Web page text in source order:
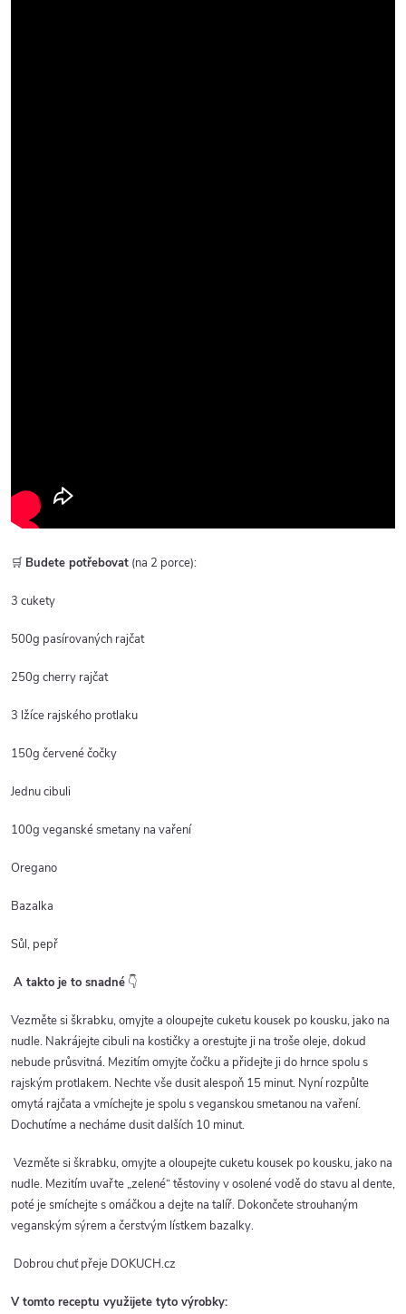
🛒 Budete potřebovat (na 2 porce):
3 cukety
500g pasírovaných rajčat
250g cherry rajčat
3 lžíce rajského protlaku
150g červené čočky
Jednu cibuli
100g veganské smetany na vaření
Oregano
Bazalka
Sůl, pepř
A takto je to snadné 👇
Vezměte si škrabku, omyjte a oloupejte cuketu kousek po kousku, jako na
nudle. Nakrájejte cibuli na kostičky a orestujte ji na troše oleje, dokud
nebude průsvitná. Mezitím omyjte čočku a přidejte ji do hrnce spolu s
rajským protlakem. Nechte vše dusit alespoň 15 minut. Nyní rozpůlte
omytá rajčata a vmíchejte je spolu s veganskou smetanou na vaření.
Dochutíme a necháme dusit dalších 10 minut.
Vezměte si škrabku, omyjte a oloupejte cuketu kousek po kousku, jako na
nudle. Mezitím uvařte „zelené“ těstoviny v osolené vodě do stavu al dente,
poté je smíchejte s omáčkou a dejte na talíř. Dokončete strouhaným
veganským sýrem a čerstvým lístkem bazalky.
Dobrou chuť přeje DOKUCH.cz
V tomto receptu využijete tyto výrobky: